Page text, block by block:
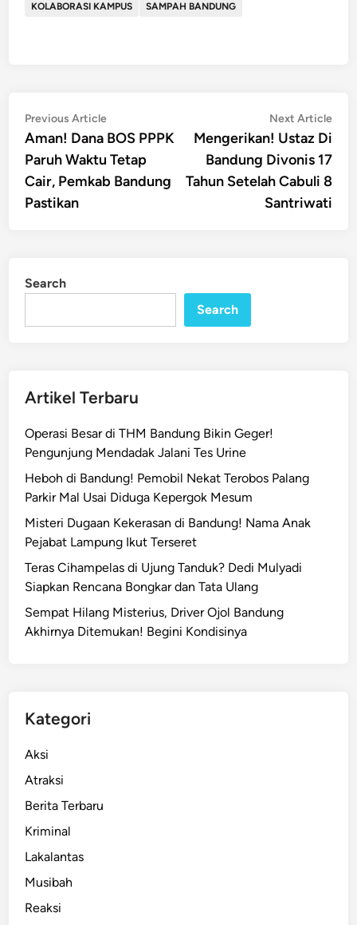
KOLABORASI KAMPUS
SAMPAH BANDUNG
Post
navigation
Previous ArticlePrevious
article:
Aman! Dana BOS PPPK
Paruh Waktu Tetap
Cair, Pemkab Bandung
Pastikan
Next Article
Mengerikan! Ustaz Di
Bandung Divonis 17
Tahun Setelah Cabuli 8
Santriwati
Search
Search
Artikel Terbaru
Operasi Besar di THM Bandung Bikin Geger!
Pengunjung Mendadak Jalani Tes Urine
Heboh di Bandung! Pemobil Nekat Terobos Palang
Parkir Mal Usai Diduga Kepergok Mesum
Misteri Dugaan Kekerasan di Bandung! Nama Anak
Pejabat Lampung Ikut Terseret
Teras Cihampelas di Ujung Tanduk? Dedi Mulyadi
Siapkan Rencana Bongkar dan Tata Ulang
Sempat Hilang Misterius, Driver Ojol Bandung
Akhirnya Ditemukan! Begini Kondisinya
Kategori
Aksi
Atraksi
Berita Terbaru
Kriminal
Lakalantas
Musibah
Reaksi